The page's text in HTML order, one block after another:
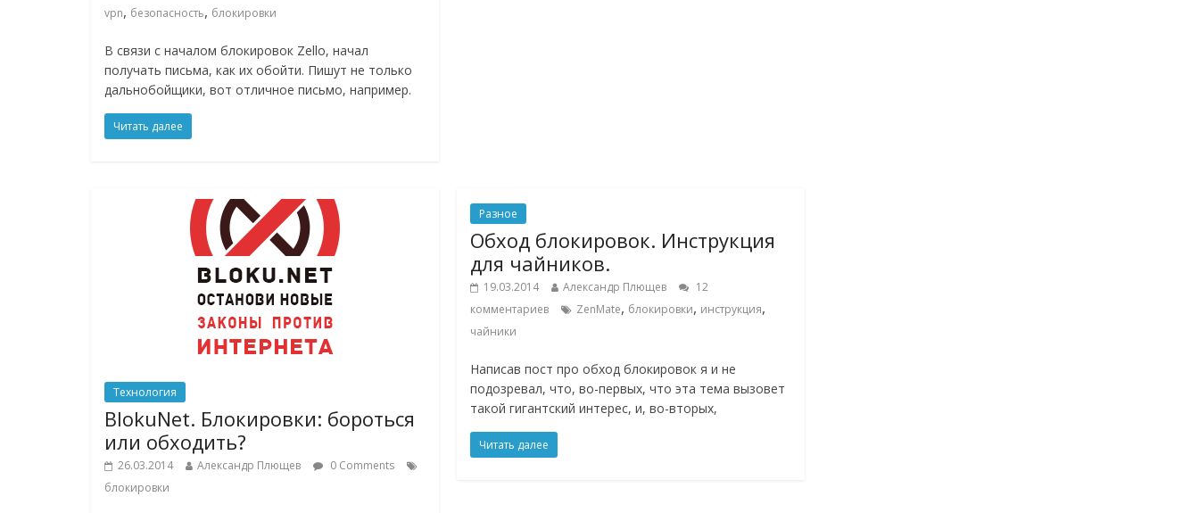
vpn, безопасность, блокировки
В связи с началом блокировок Zello, начал
получать письма, как их обойти. Пишут не только
дальнобойщики, вот отличное письмо, например.
Читать далее
Технология
BlokuNet. Блокировки: бороться
или обходить?
26.03.2014 Александр Плющев
0 Comments
блокировки
Разное
Обход блокировок. Инструкция
для чайников.
19.03.2014 Александр Плющев
12
комментариев
ZenMate, блокировки, инструкция,
чайники
Написав пост про обход блокировок я и не
подозревал, что, во-первых, что эта тема вызовет
такой гигантский интерес, и, во-вторых,
Читать далее